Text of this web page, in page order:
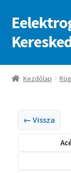
Ugrás
a
navigációhoz
Kilépés
a
tartalomba
Kezdőlap
Adatvédelmi
Kezdőlap
← Vissza